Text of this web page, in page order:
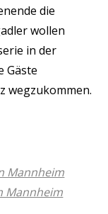
die
wollen
in der
Gäste
wegzukommen.
Mannheim
Mannheim